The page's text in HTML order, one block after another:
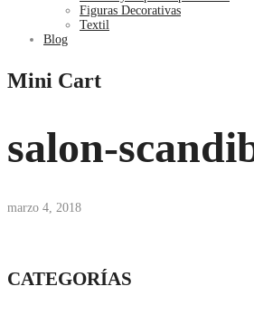
Figuras Decorativas
Textil
Blog
Mini Cart
salon-
marzo 4, 2018
CATEGORÍAS